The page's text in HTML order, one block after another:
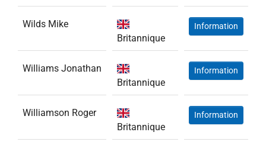
Wilds Mike
Britannique
Information
Williams Jonathan
Britannique
Information
Williamson Roger
Britannique
Information